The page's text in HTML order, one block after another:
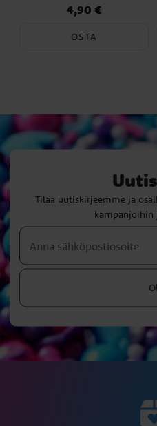
Hinta:4,90 €
4,90 €
OSTA
Tilaa uutiskirjeemme ja
kampanjoihin